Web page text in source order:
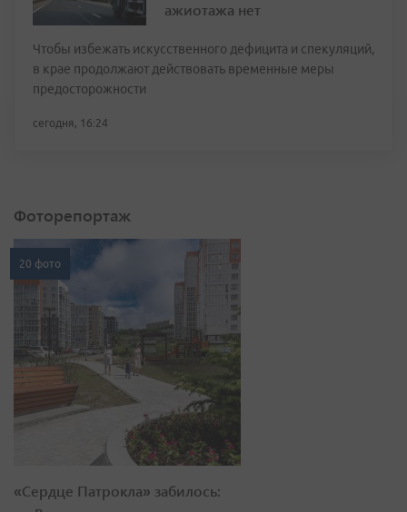
ажиотажа нет
Чтобы избежать искусственного дефицита и спекуляций,
в крае продолжают действовать временные меры
предосторожности
сегодня, 16:24
Фоторепортаж
20 фото
«Сердце Патрокла» забилось: